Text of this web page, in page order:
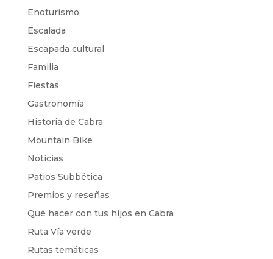
Enoturismo
Escalada
Escapada cultural
Familia
Fiestas
Gastronomía
Historia de Cabra
Mountain Bike
Noticias
Patios Subbética
Premios y reseñas
Qué hacer con tus hijos en Cabra
Ruta Vía verde
Rutas temáticas